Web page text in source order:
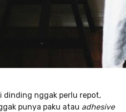
dinding nggak perlu repot,
punya paku atau adhesive